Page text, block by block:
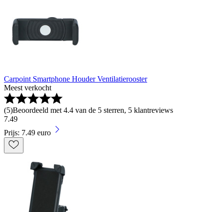
Carpoint Smartphone Houder Ventilatierooster
Meest verkocht
(5)Beoordeeld met 4.4 van de 5 sterren, 5 klantreviews
7.49
Prijs: 7.49 euro